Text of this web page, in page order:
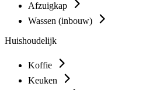
Afzuigkap
Wassen (inbouw)
Huishoudelijk
Koffie
Keuken